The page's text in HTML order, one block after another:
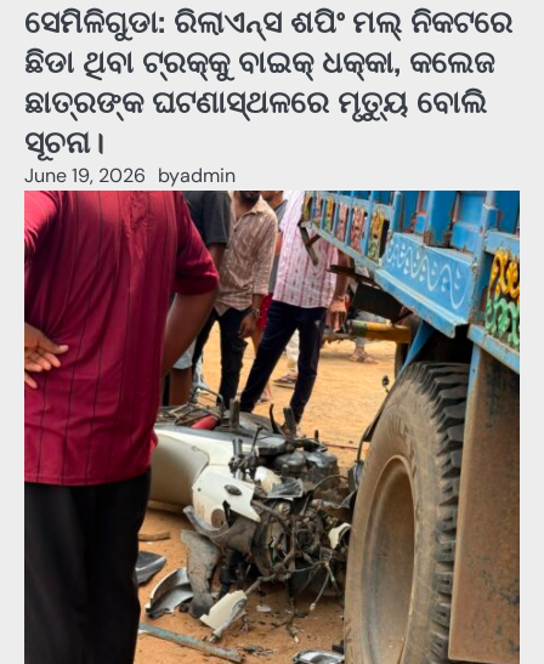
ସେମିଳିଗୁଡା: ରିଲାଏନ୍ସ ଶପିଂ ମଲ୍ ନିକଟରେ
ଛିଡା ଥିବା ଟ୍ରକ୍‌କୁ ବାଇକ୍ ଧକ୍କା, କଲେଜ
ଛାତ୍ରଙ୍କ ଘଟଣାସ୍ଥଳରେ ମୃତ୍ୟୁ ବୋଲି
ସୂଚନା।
June 19, 2026 byadmin